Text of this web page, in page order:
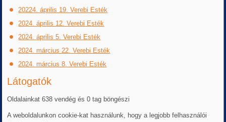
20224. április 19. Verebi Esték
2024. április 12. Verebi Esték
2024. április 5. Verebi Esték
2024. március 22. Verebi Esték
2024. március 8. Verebi Esték
Látogatók
Oldalainkat 638 vendég és 0 tag böngészi
A weboldalunkon cookie-kat használunk, hogy a legjobb felhasználói